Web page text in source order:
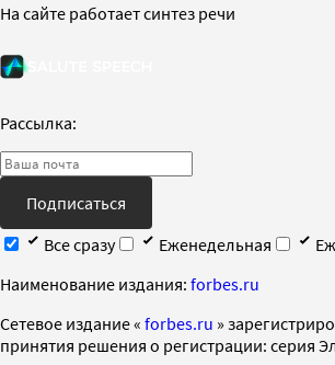
На сайте работает синтез речи
Рассылка:
Подписаться
Все сразу
Еженедельная
Наименование издания: forbes.ru
Cетевое издание « forbes.ru »
принятия решения о регистрации: серия